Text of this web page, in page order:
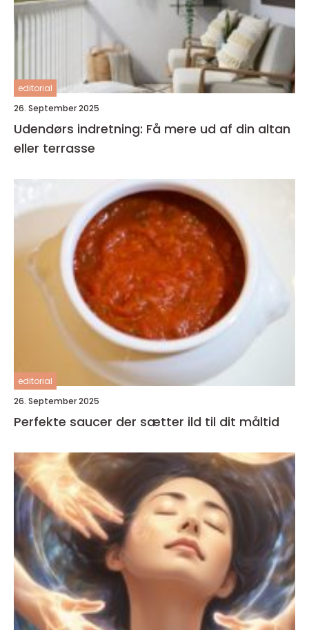
editorial
26. September 2025
Udendørs indretning: Få mere ud af din altan
eller terrasse
editorial
26. September 2025
Perfekte saucer der sætter ild til dit måltid